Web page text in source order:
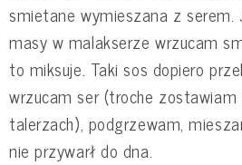
smietane wymieszana z
masy w malakserze wrzucam
to miksuje. Taki sos dopiero
wrzucam ser (troche zostawiam
talerzach), podgrzewam,
nie przywarł do dna.